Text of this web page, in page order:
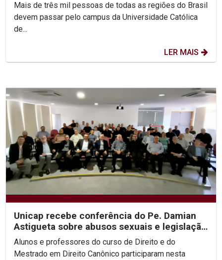
Mais de três mil pessoas de todas as regiões do Brasil
devem passar pelo campus da Universidade Católica
de...
LER MAIS
Unicap recebe conferência do Pe. Damian
Astigueta sobre abusos sexuais e legislação
canônica
Alunos e professores do curso de Direito e do
Mestrado em Direito Canônico participaram nesta